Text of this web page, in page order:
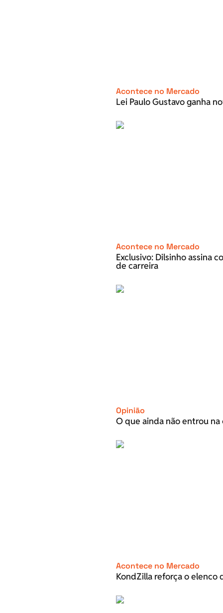
Acontece no Mercado
Lei Paulo Gustavo ganha
Acontece no Mercado
Exclusivo: Dilsinho assina
de carreira
Opinião
O que ainda não entrou
Acontece no Mercado
KondZilla reforça o elenco